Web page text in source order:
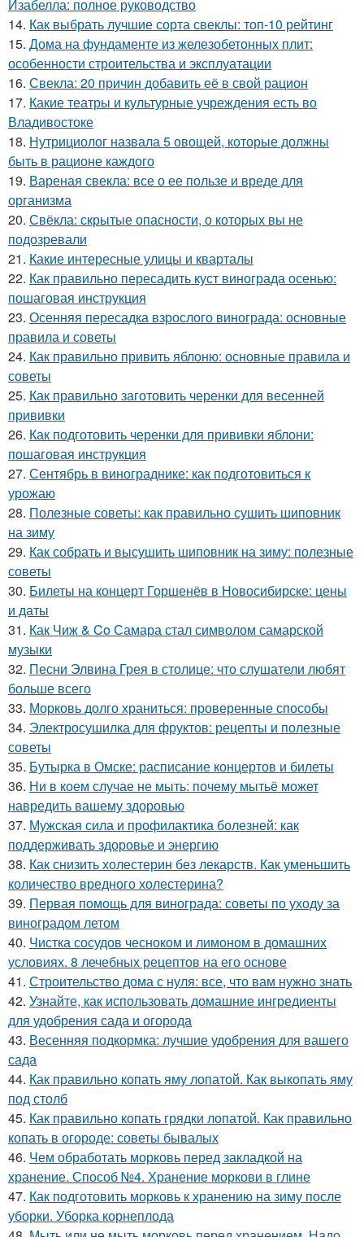
Изабелла: полное руководство
14. Как выбрать лучшие сорта свеклы: топ-10 рейтинг
15. Дома на фундаменте из железобетонных плит:
особенности строительства и эксплуатации
16. Свекла: 20 причин добавить её в свой рацион
17. Какие театры и культурные учреждения есть во
Владивостоке
18. Нутрициолог назвала 5 овощей, которые должны
быть в рационе каждого
19. Вареная свекла: все о ее пользе и вреде для
организма
20. Свёкла: скрытые опасности, о которых вы не
подозревали
21. Какие интересные улицы и кварталы
22. Как правильно пересадить куст винограда осенью:
пошаговая инструкция
23. Осенняя пересадка взрослого винограда: основные
правила и советы
24. Как правильно привить яблоню: основные правила и
советы
25. Как правильно заготовить черенки для весенней
прививки
26. Как подготовить черенки для прививки яблони:
пошаговая инструкция
27. Сентябрь в винограднике: как подготовиться к
урожаю
28. Полезные советы: как правильно сушить шиповник
на зиму
29. Как собрать и высушить шиповник на зиму: полезные
советы
30. Билеты на концерт Горшенёв в Новосибирске: цены
и даты
31. Как Чиж & Co Самара стал символом самарской
музыки
32. Песни Элвина Грея в столице: что слушатели любят
больше всего
33. Морковь долго храниться: проверенные способы
34. Электросушилка для фруктов: рецепты и полезные
советы
35. Бутырка в Омске: расписание концертов и билеты
36. Ни в коем случае не мыть: почему мытьё может
навредить вашему здоровью
37. Мужская сила и профилактика болезней: как
поддерживать здоровье и энергию
38. Как снизить холестерин без лекарств. Как уменьшить
количество вредного холестерина?
39. Первая помощь для винограда: советы по уходу за
виноградом летом
40. Чистка сосудов чесноком и лимоном в домашних
условиях. 8 лечебных рецептов на его основе
41. Строительство дома с нуля: все, что вам нужно знать
42. Узнайте, как использовать домашние ингредиенты
для удобрения сада и огорода
43. Весенняя подкормка: лучшие удобрения для вашего
сада
44. Как правильно копать яму лопатой. Как выкопать яму
под столб
45. Как правильно копать грядки лопатой. Как правильно
копать в огороде: советы бывалых
46. Чем обработать морковь перед закладкой на
хранение. Способ №4. Хранение моркови в глине
47. Как подготовить морковь к хранению на зиму после
уборки. Уборка корнеплода